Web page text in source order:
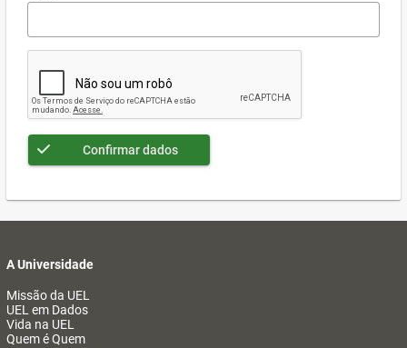
Confirmar dados
A Universidade
Missão da UEL
UEL em Dados
Vida na UEL
Quem é Quem